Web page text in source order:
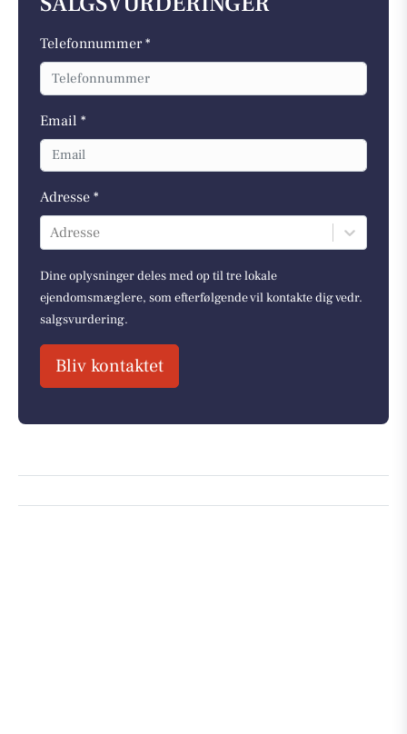
Telefonnummer *
Email *
Adresse *
Adresse
Dine oplysninger deles med op til tre lokale
ejendomsmæglere, som efterfølgende vil kontakte dig vedr.
salgsvurdering.
Bliv kontaktet